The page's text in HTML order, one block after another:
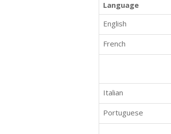
Language
English
French
Italian
Portuguese